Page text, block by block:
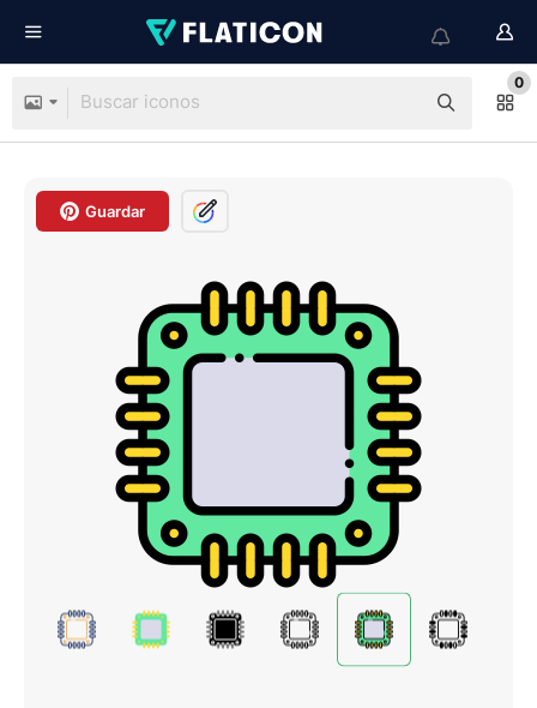
0
Guardar